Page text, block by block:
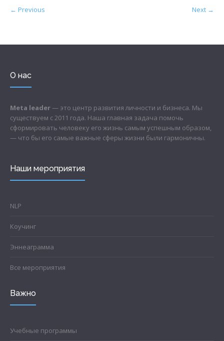
← Previous Next →
О нас
Meta leader— это центр развития личности и бизнеса. Мы
существуем с 2011 года. Наша главная задача помочь
сформировать человеку его жизнь самым успешным образом,
— что бы его самые важные сферы жизни были гармоничны.
Наши мероприятия
NLP
Коучинг
Эннеаграмма
Все мероприятия
Важно
Учебные программы